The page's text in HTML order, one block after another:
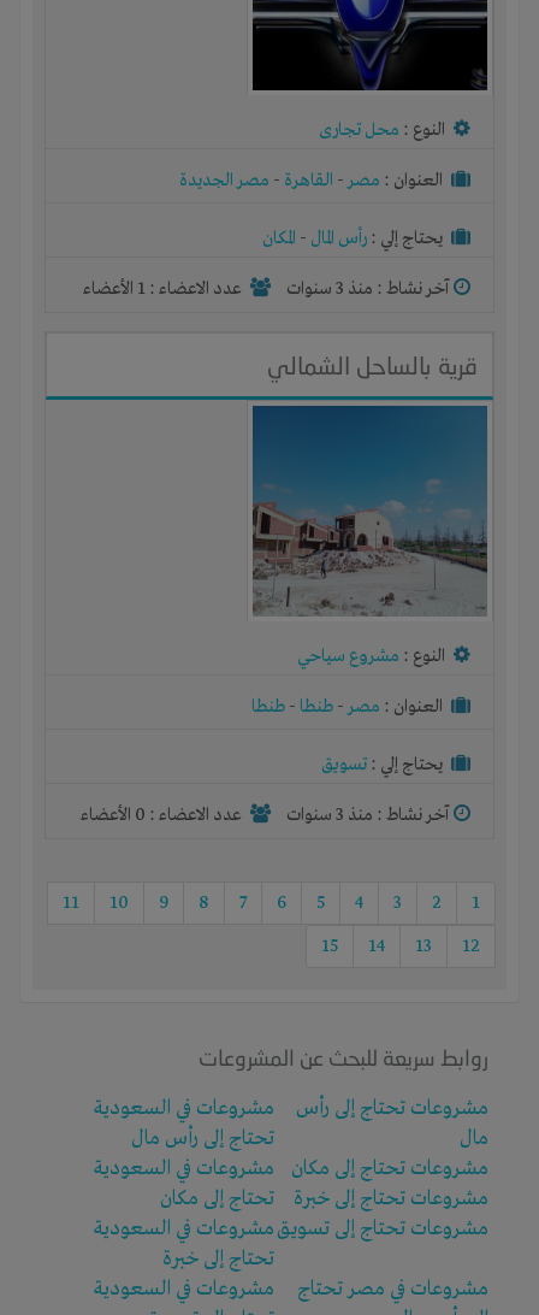
النوع : محل تجارى
العنوان : مصر- القاهرة - مصر الجديدة
يحتاج إلي : رأس المال - المكان
آخر نشاط : منذ 3 سنوات عدد الاعضاء : 1 الأعضاء
قرية بالساحل الشمالي
النوع : مشروع سياحي
العنوان : مصر- طنطا - طنطا
يحتاج إلي : تسويق
آخر نشاط : منذ 3 سنوات عدد الاعضاء : 0 الأعضاء
1
2
3
4
5
6
7
8
9
10
11
12
13
14
15
روابط سريعة للبحث عن المشروعات
مشروعات تحتاج إلى رأس
مال
مشروعات تحتاج إلى مكان
مشروعات تحتاج إلى خبرة
مشروعات تحتاج إلى تسويق
مشروعات في مصر تحتاج
مشروعات في السعودية
تحتاج إلى رأس مال
مشروعات في السعودية
تحتاج إلى مكان
مشروعات في السعودية
تحتاج إلى خبرة
مشروعات في السعودية